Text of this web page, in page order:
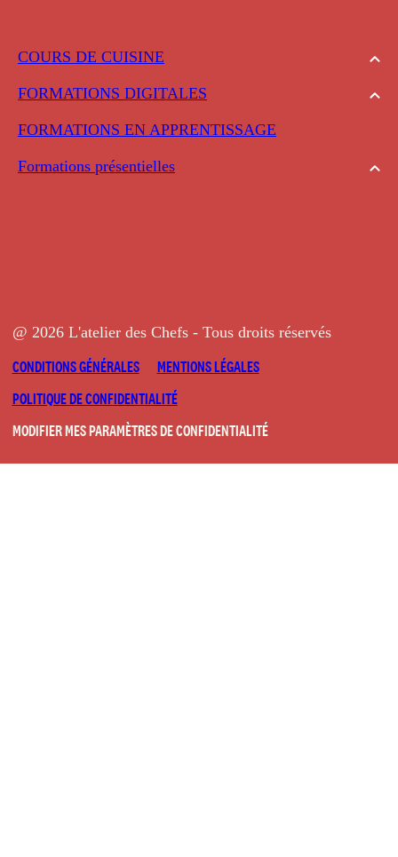
COURS DE CUISINE
FORMATIONS DIGITALES
FORMATIONS EN APPRENTISSAGE
Formations présentielles
@ 2026 L'atelier des Chefs - Tous droits réservés
CONDITIONS GÉNÉRALES
MENTIONS LÉGALES
POLITIQUE DE CONFIDENTIALITÉ
MODIFIER MES PARAMÈTRES DE CONFIDENTIALITÉ